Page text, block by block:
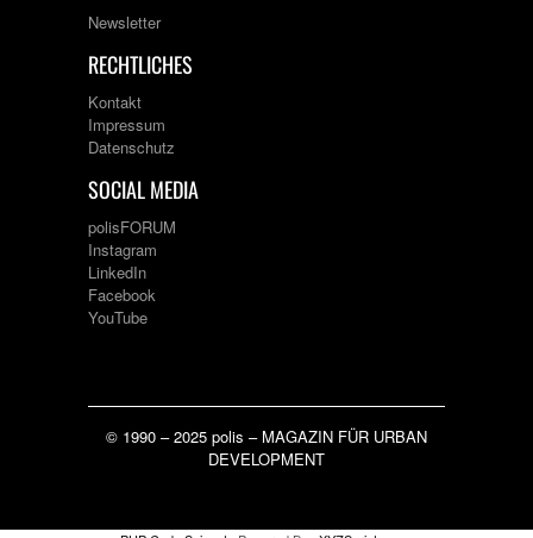
Newsletter
RECHTLICHES
Kontakt
Impressum
Datenschutz
SOCIAL MEDIA
polisFORUM
Instagram
LinkedIn
Facebook
YouTube
© 1990 – 2025 polis – MAGAZIN FÜR URBAN
DEVELOPMENT